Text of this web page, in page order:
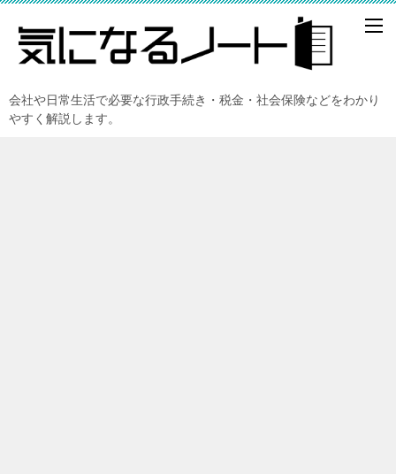
会社や日常生活で必要な行政手続き・税金・社会保険などをわかり
やすく解説します。